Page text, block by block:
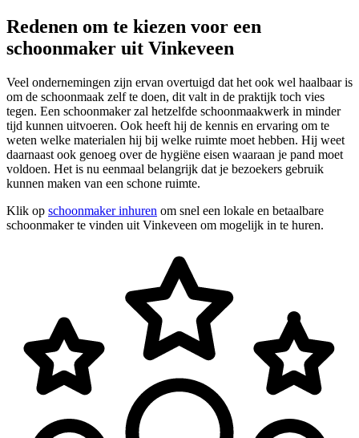
Redenen om te kiezen voor een
schoonmaker uit Vinkeveen
Veel ondernemingen zijn ervan overtuigd dat het ook wel haalbaar is
om de schoonmaak zelf te doen, dit valt in de praktijk toch vies
tegen. Een schoonmaker zal hetzelfde schoonmaakwerk in minder
tijd kunnen uitvoeren. Ook heeft hij de kennis en ervaring om te
weten welke materialen hij bij welke ruimte moet hebben. Hij weet
daarnaast ook genoeg over de hygiëne eisen waaraan je pand moet
voldoen. Het is nu eenmaal belangrijk dat je bezoekers gebruik
kunnen maken van een schone ruimte.
Klik op schoonmaker inhuren om snel een lokale en betaalbare
schoonmaker te vinden uit Vinkeveen om mogelijk in te huren.